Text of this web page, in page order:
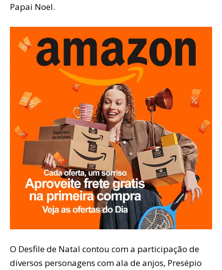
Papai Noel.
O Desfile de Natal contou com a participação de
diversos personagens com ala de anjos, Presépio